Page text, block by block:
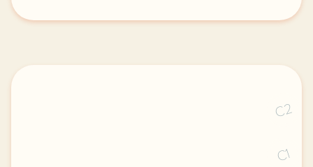
didomi host didomi components button cursor
C2
C1